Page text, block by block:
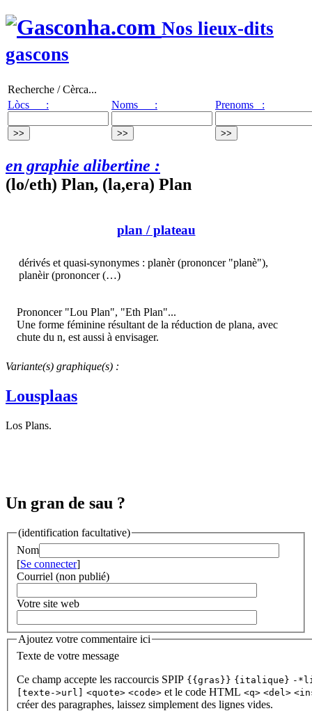
Nos lieux-dits
gascons
Recherche / Cèrca...
Lòcs :
Noms : Prenoms :
en graphie alibertine :
(lo/eth) Plan, (la,era) Plan
plan/ plateau
dérivés et quasi-synonymes : planèr (prononcer "planè"),
planèir (prononcer (…)
Prononcer "Lou Plan", "Eth Plan"...
Une forme féminine résultant de la réduction de plana, avec
chute du n, est aussi à envisager.
Variante(s) graphique(s) :
Lousplaas
Los Plans.
Un gran de sau ?
(identification facultative)
Nom
[Se connecter]
Courriel (non publié)
Votre site web
Ajoutez votre commentaire ici
Texte de votre message
Ce champ accepte les raccourcis SPIP {{gras}} {italique} -
[texte->url] <quote> <code> et le code HTML <q> <del>
créer des paragraphes, laissez simplement des lignes vides.